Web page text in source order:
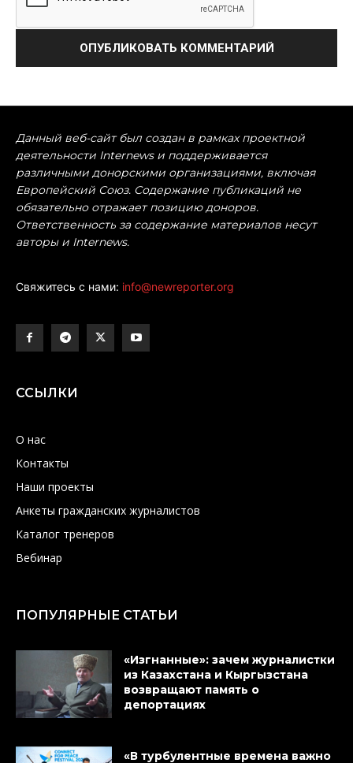
Данный веб-сайт был создан в рамках проектной
деятельности Internews и поддерживается
различными донорскими организациями, включая
Европейский Союз. Содержание публикаций не
обязательно отражает позицию доноров.
Ответственность за содержание материалов несут
авторы и Internews.
Свяжитесь с нами: info@newreporter.org
ССЫЛКИ
О нас
Контакты
Наши проекты
Анкеты гражданских журналистов
Каталог тренеров
Вебинар
ПОПУЛЯРНЫЕ СТАТЬИ
«Изгнанные»: зачем журналистки
из Казахстана и Кыргызстана
возвращают память о
депортациях
«В турбулентные времена важно